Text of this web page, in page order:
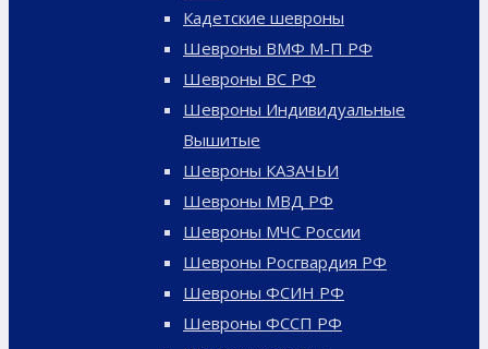
Кадетские шевроны
Шевроны ВМФ М-П РФ
Шевроны ВС РФ
Шевроны Индивидуальные
Вышитые
Шевроны КАЗАЧЬИ
Шевроны МВД РФ
Шевроны МЧС России
Шевроны Росгвардия РФ
Шевроны ФСИН РФ
Шевроны ФССП РФ